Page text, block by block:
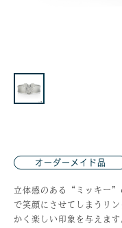
オーダーメイド品
立体感のある“ミッキー”
で笑顔にさせてしまうリ
かく楽しい印象を与えま